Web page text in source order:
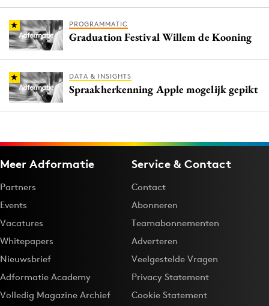
PROGRAMMATIC
Graduation Festival Willem de Kooning
DATA & INSIGHTS
Spraakherkenning Apple mogelijk gepikt
Meer Adformatie
Partners
Events
Vacatures
Whitepapers
Nieuwsbrief
Adformatie Academy
Volledig Magazine Archief
Service & Contact
Contact
Abonneren
Teamabonnementen
Adverteren
Veelgestelde Vragen
Privacy Statement
Cookie Statement